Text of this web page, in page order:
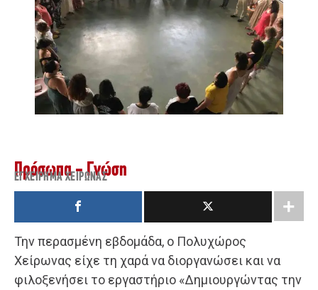
Πρόσωπα - Γνώση
ΕΓΧΕΊΡΗΜΑ ΧΕΊΡΩΝΑΣ
Την περασμένη εβδομάδα, ο Πολυχώρος
Χείρωνας είχε τη χαρά να διοργανώσει και να
φιλοξενήσει το εργαστήριο «Δημιουργώντας την